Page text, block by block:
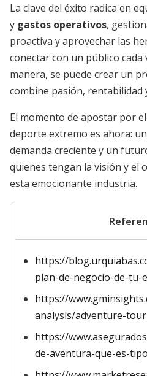
La clave del éxito radica en
y gastos operativos,
proactiva y aprovechar las
conectar con un público cada
manera, se puede crear un
combine pasión, rentabilidad
El momento de apostar por
deporte extremo es ahora:
demanda creciente y un
quienes tengan la visión y el
esta emocionante industria.
https://
plan-de-negocio-de-
https://
analysis/adventure-
https://
de-aventura-que-es-